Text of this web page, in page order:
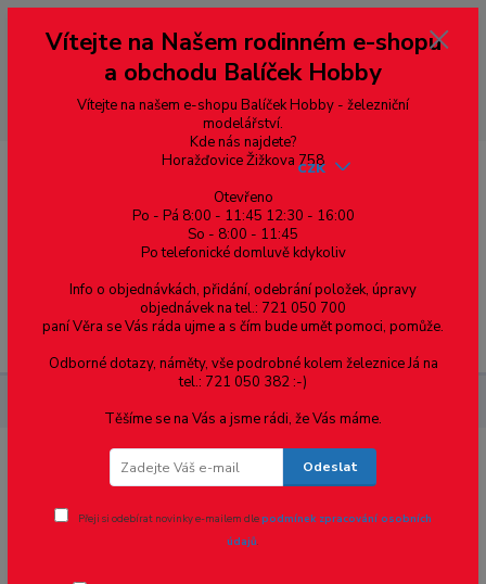
--- pro zákazníky ze Slovenska a jiných zemí, pokud chcete platit v eurech
přepněte si e-shop na euro 💶 pro přepočet měny - pravý horní roh ---
dobírky – pokud si z nějakého důvodu zásilku nevyzvednete, bude po
domluvě zaslána znovu s opětovnou platbou za poštovné, v opačném
případě bude zrušena a účet přidán na blacklist a rušeny následující
objednávky.
Menu
CZK
Patice pro PLUX16 - pro PCB
Novinka Akce
Vítejte na Našem rodinném e-shopu
a obchodu Balíček Hobby
Vítejte na našem e-shopu Balíček Hobby - železniční
modelářství.
Kde nás najdete?
Horažďovice Žižkova 758
Otevřeno
Po - Pá 8:00 - 11:45 12:30 - 16:00
So - 8:00 - 11:45
Po telefonické domluvě kdykoliv
Info o objednávkách, přidání, odebrání položek, úpravy
objednávek na tel.: 721 050 700
paní Věra se Vás ráda ujme a s čím bude umět pomoci, pomůže.
Odborné dotazy, náměty, vše podrobné kolem železnice Já na
tel.: 721 050 382 :-)
Těšíme se na Vás a jsme rádi, že Vás máme.
Odeslat
Přeji si odebírat novinky e-mailem dlepodmínek zpracování osobních
údajů.